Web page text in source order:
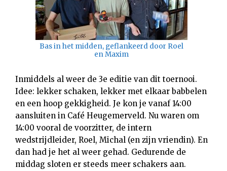
Bas in het midden, geflankeerd door Roel
en Maxim
Inmiddels al weer de 3e editie van dit toernooi.
Idee: lekker schaken, lekker met elkaar babbelen
en een hoop gekkigheid. Je kon je vanaf 14:00
aansluiten in Café Heugemerveld. Nu waren om
14:00 vooral de voorzitter, de intern
wedstrijdleider, Roel, Michal (en zijn vriendin). En
dan had je het al weer gehad. Gedurende de
middag sloten er steeds meer schakers aan.